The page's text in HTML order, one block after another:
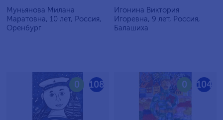
Муньянова Милана
Маратовна, 10 лет, Россия,
Оренбург
Игонина Виктория
Игоревна, 9 лет, Россия,
Балашиха
108
0 104
0